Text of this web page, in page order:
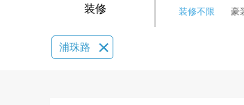
装修 装修不限 豪
浦珠路